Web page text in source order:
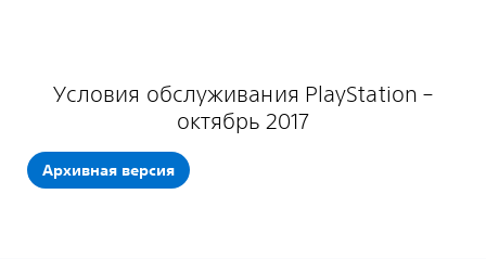
Условия обслуживания PlayStation –
октябрь 2017
Архивная версия